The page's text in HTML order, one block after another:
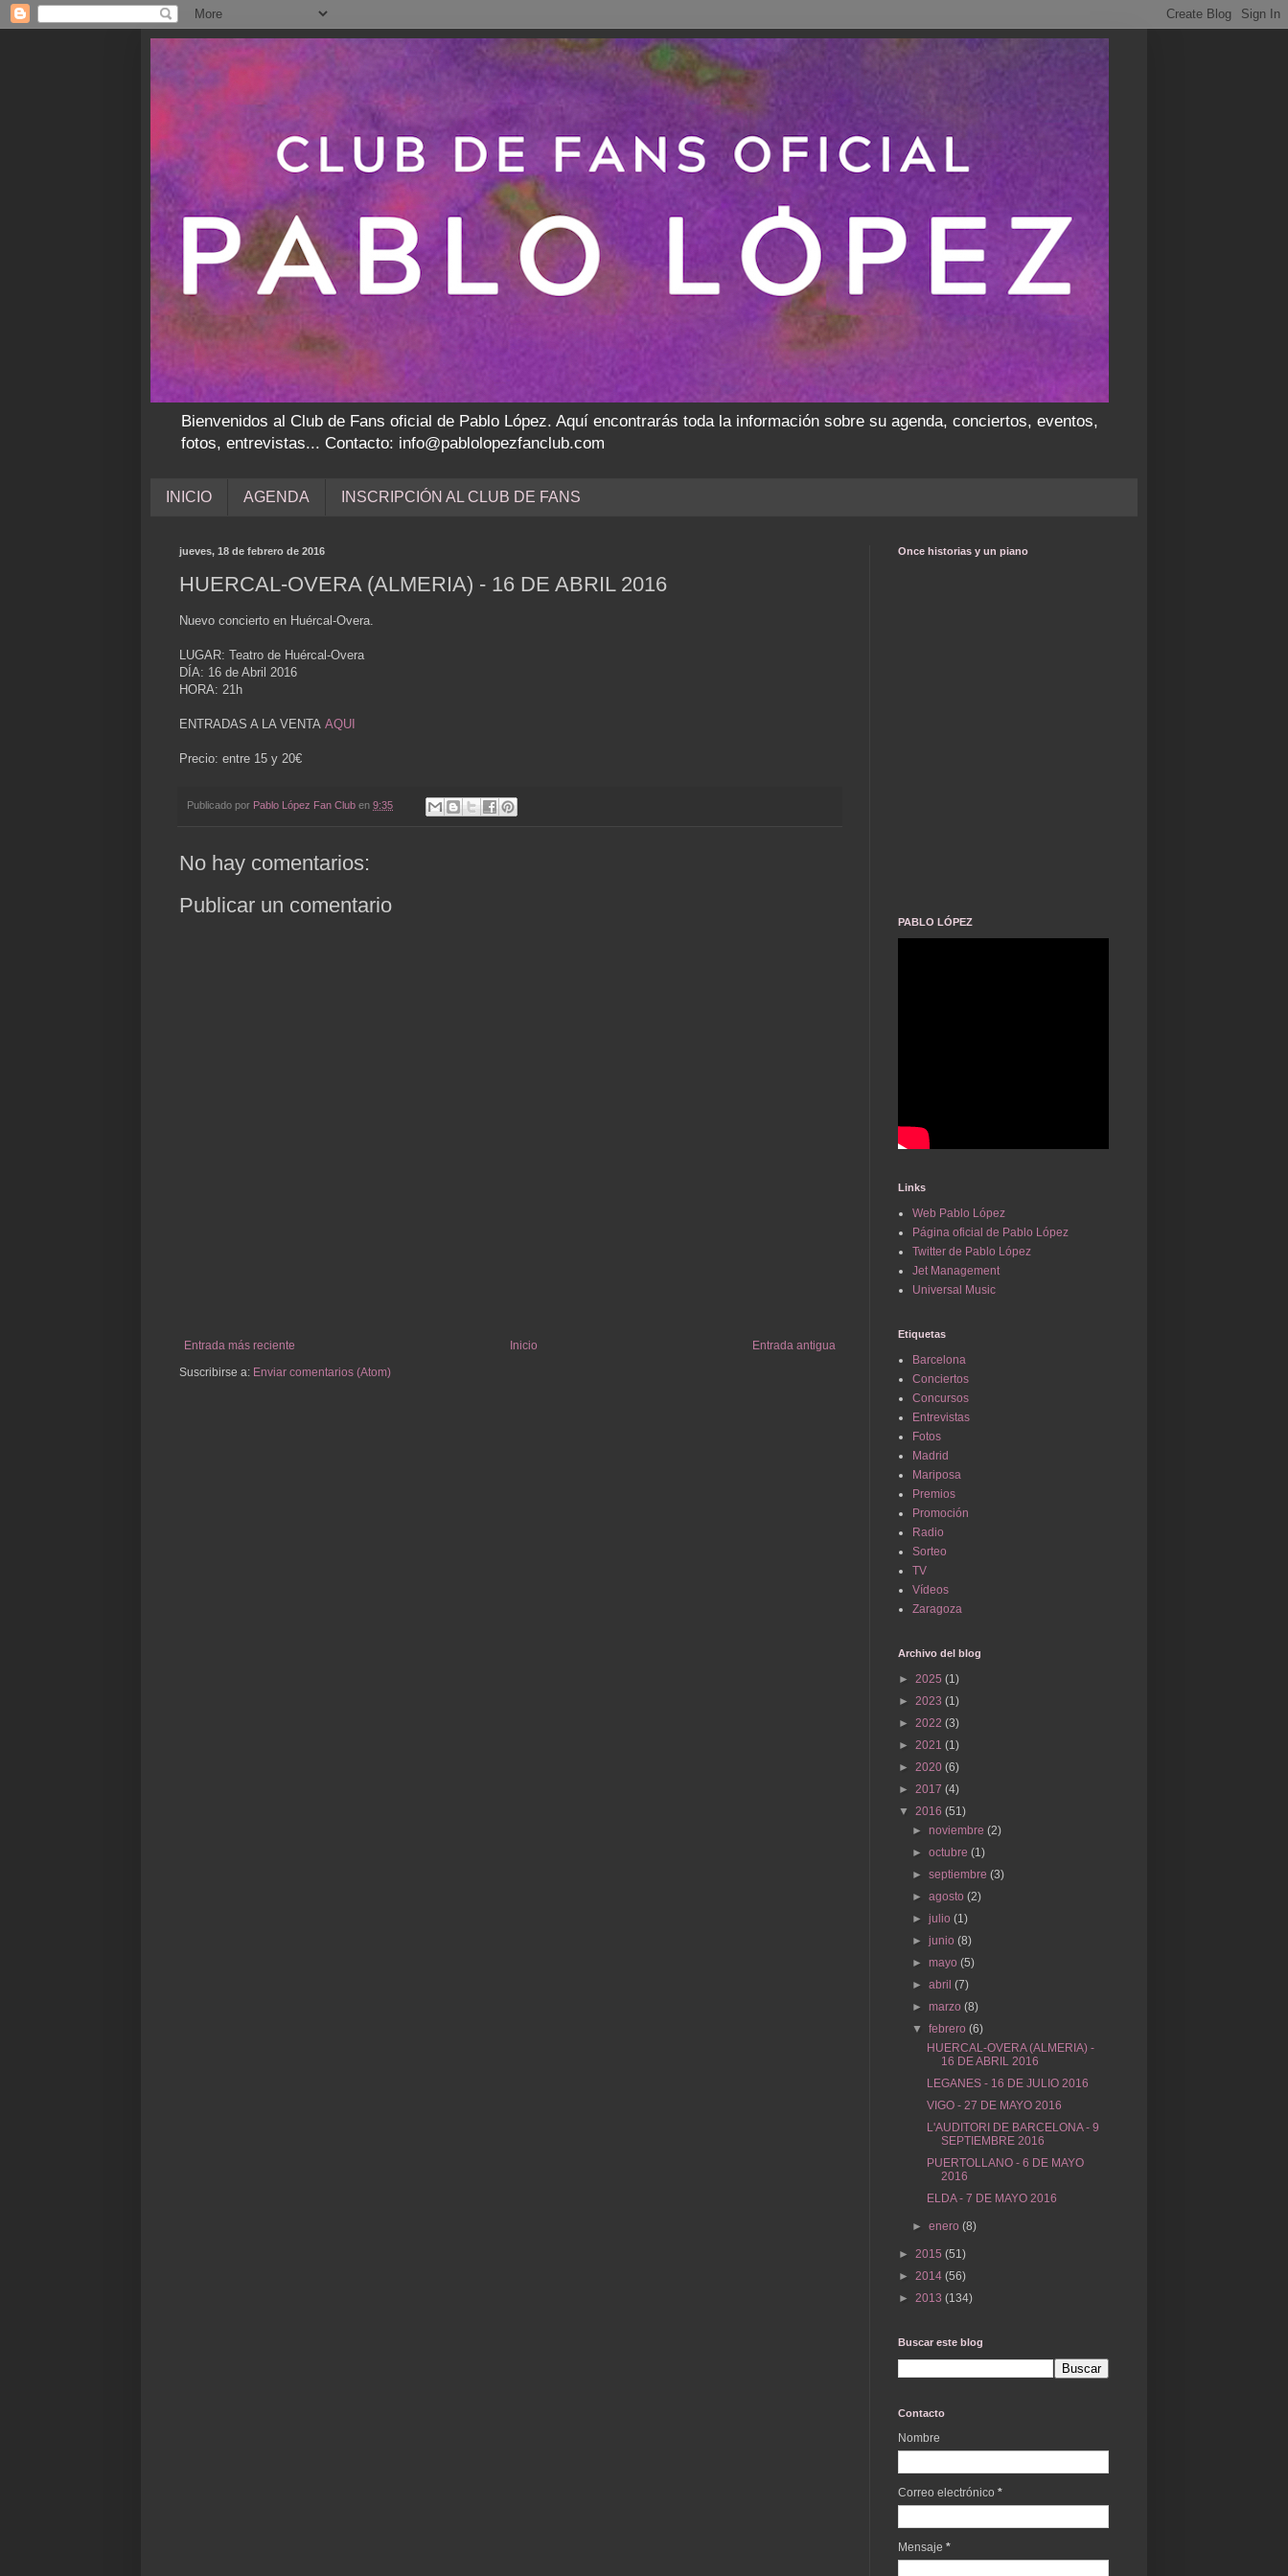
Bienvenidos al Club de Fans oficial de Pablo López. Aquí encontrarás toda la información sobre su agenda, conciertos, eventos,
fotos, entrevistas... Contacto: info@pablolopezfanclub.com
INICIO AGENDA INSCRIPCIÓN AL CLUB DE FANS
jueves, 18 de febrero de 2016
HUERCAL-OVERA (ALMERIA) - 16 DE ABRIL 2016
Nuevo concierto en Huércal-Overa.
LUGAR: Teatro de Huércal-Overa
DÍA: 16 de Abril 2016
HORA: 21h
ENTRADAS A LA VENTA AQUI
Precio: entre 15 y 20€
Publicado por Pablo López Fan Club en 9:35
No hay comentarios:
Publicar un comentario
Entrada más reciente Entrada antigua
Inicio
Suscribirse a: Enviar comentarios (Atom)
Once historias y un piano
PABLO LÓPEZ
Links
Web Pablo López
Página oficial de Pablo López
Twitter de Pablo López
Jet Management
Universal Music
Etiquetas
Barcelona
Conciertos
Concursos
Entrevistas
Fotos
Madrid
Mariposa
Premios
Promoción
Radio
Sorteo
TV
Vídeos
Zaragoza
Archivo del blog
► 2025 (1)
► 2023 (1)
► 2022 (3)
► 2021 (1)
► 2020 (6)
► 2017 (4)
▼ 2016 (51)
►noviembre(2)
►octubre(1)
►septiembre(3)
►agosto(2)
►julio(1)
►junio(8)
►mayo(5)
►abril(7)
►marzo(8)
▼febrero(6)
HUERCAL-OVERA (ALMERIA) -
16 DE ABRIL 2016
LEGANES - 16 DE JULIO 2016
VIGO - 27 DE MAYO 2016
L'AUDITORI DE BARCELONA - 9
SEPTIEMBRE 2016
PUERTOLLANO - 6 DE MAYO
2016
ELDA - 7 DE MAYO 2016
►enero(8)
► 2015 (51)
► 2014 (56)
► 2013 (134)
Buscar este blog
Contacto
Nombre
Correo electrónico *
Mensaje *